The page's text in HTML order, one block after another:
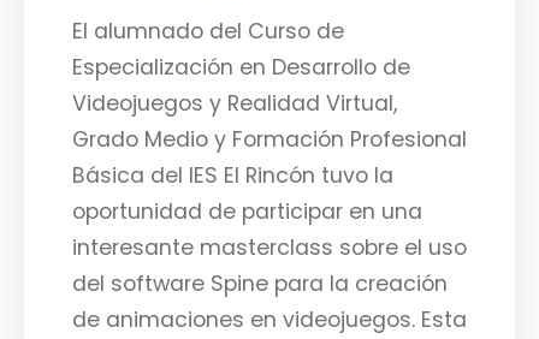
El alumnado del Curso de
Especialización en Desarrollo de
Videojuegos y Realidad Virtual,
Grado Medio y Formación Profesional
Básica del IES El Rincón tuvo la
oportunidad de participar en una
interesante masterclass sobre el uso
del software Spine para la creación
de animaciones en videojuegos. Esta